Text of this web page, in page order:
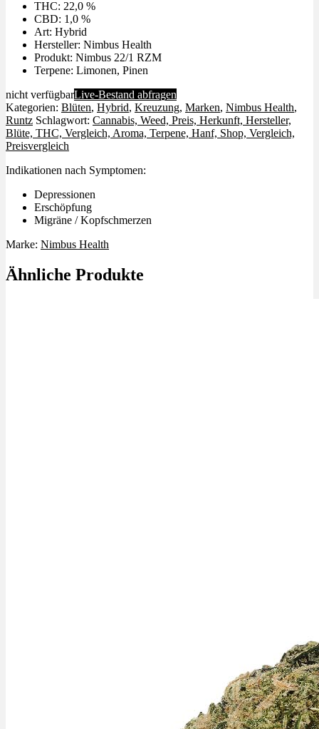
THC: 22,0 %
CBD: 1,0 %
Art: Hybrid
Hersteller: Nimbus Health
Produkt: Nimbus 22/1 RZM
Terpene: Limonen, Pinen
nicht verfügbarLive-Bestand abfragen
Kategorien: Blüten, Hybrid, Kreuzung, Marken, Nimbus Health,
Runtz Schlagwort: Cannabis, Weed, Preis, Herkunft, Hersteller,
Blüte, THC, Vergleich, Aroma, Terpene, Hanf, Shop, Vergleich,
Preisvergleich
Indikationen nach Symptomen:
Depressionen
Erschöpfung
Migräne / Kopfschmerzen
Marke: Nimbus Health
Ähnliche Produkte